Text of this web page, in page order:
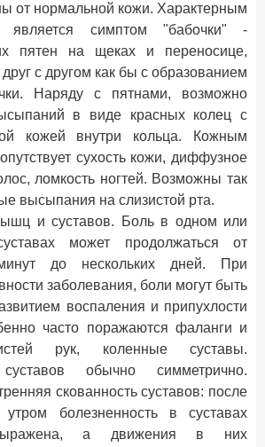
от нормальной кожи. Характерным
является симптом "бабочки" -
пятен на щеках и переносице,
с другом как бы с образованием
Наряду с пятнами, возможно
в виде красных колец с
кожей внутри кольца. Кожным
сухость кожи, диффузное
ломкость ногтей. Возможны так
высыпания на слизистой рта.
и суставов. Боль в одном или
может продолжаться от
минут до нескольких дней. При
заболевания, боли могут быть
воспаления и припухлости
часто поражаются фаланги и
рук, коленные суставы.
обычно симметрично.
скованность суставов: после
утром болезненность в суставах
а движения в них